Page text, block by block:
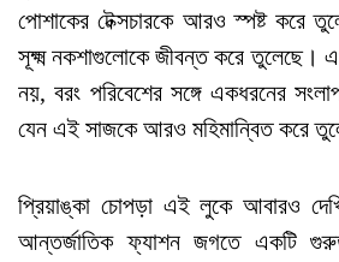
পোশাকের টেক্সচারকে আরও স্পষ্ট করে
সূক্ষ্ম নকশাগুলোকে জীবন্ত করে তুলেছে।
নয়, বরং পরিবেশের সঙ্গে একধরনের
যেন এই সাজকে আরও মহিমান্বিত করে
প্রিয়াঙ্কা চোপড়া এই লুকে আবারও
আন্তর্জাতিক ফ্যাশন জগতে একটি